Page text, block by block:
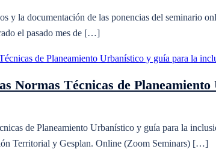
y la documentación de las ponencias del seminario
el pasado mes de […]
Normas Técnicas de
de Planeamiento Urbanístico y guía para la
Territorial y Gesplan. Online (Zoom Seminars) […]